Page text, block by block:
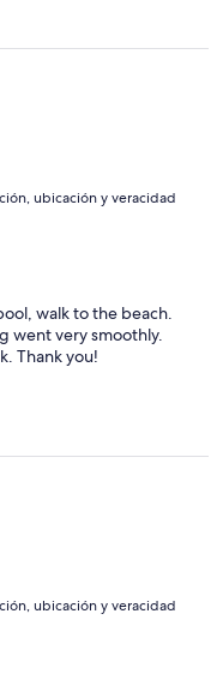
ubicación y veracidad
walk to the beach.
went very smoothly.
Thank you!
ubicación y veracidad